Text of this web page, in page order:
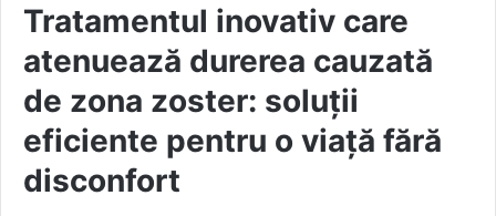
Tratamentul inovativ care
atenuează durerea cauzată
de zona zoster: soluții
eficiente pentru o viață fără
disconfort